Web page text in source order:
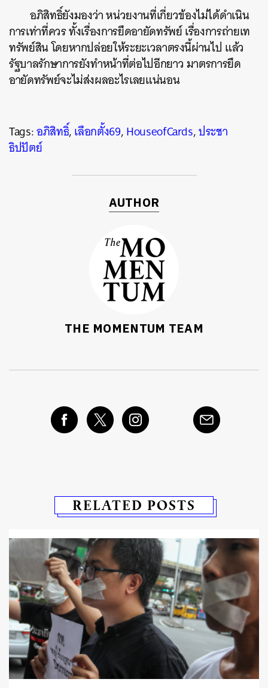
อภิสิทธิ์ยังมองว่า หน่วยงานที่เกี่ยวข้องไม่ได้ดำเนิน
การเท่าที่ควร ทั้งเรื่องการยึดอายัดทรัพย์ เรื่องการถ่ายเท
ทรัพย์สิน โดยหากปล่อยให้ระยะเวลาตรงนี้ผ่านไป แล้ว
รัฐบาลรักษาการยังทำหน้าที่ต่อไปอีกยาว มาตรการยึด
อายัดทรัพย์จะไม่ส่งผลอะไรเลยแน่นอน
Tags:อภิสิทธิ์,เลือกตั้ง69,HouseofCards,ประชา
ธิปปัตย์
AUTHOR
THE MOMENTUM TEAM
RELATED POSTS